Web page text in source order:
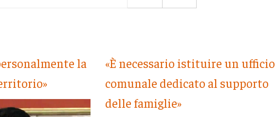
la
«È necessario istituire un ufficio
comunale dedicato al supporto
delle famiglie»